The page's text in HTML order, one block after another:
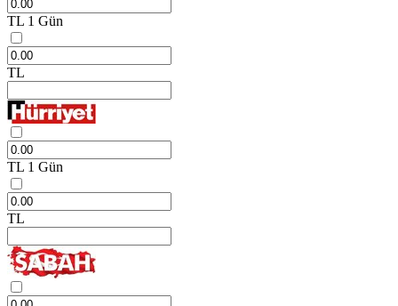
TL 1 Gün
TL
TL 1 Gün
TL